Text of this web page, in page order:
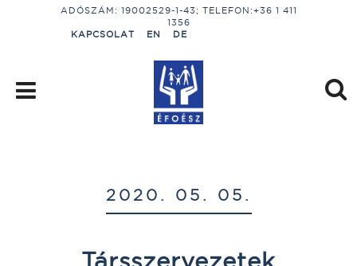
ADÓSZÁM: 19002529-1-43; TELEFON:+36 1 411
1356
KAPCSOLAT
EN DE
2020. 05. 05.